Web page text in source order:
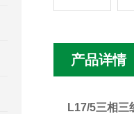
产品详情
L17/5三相三